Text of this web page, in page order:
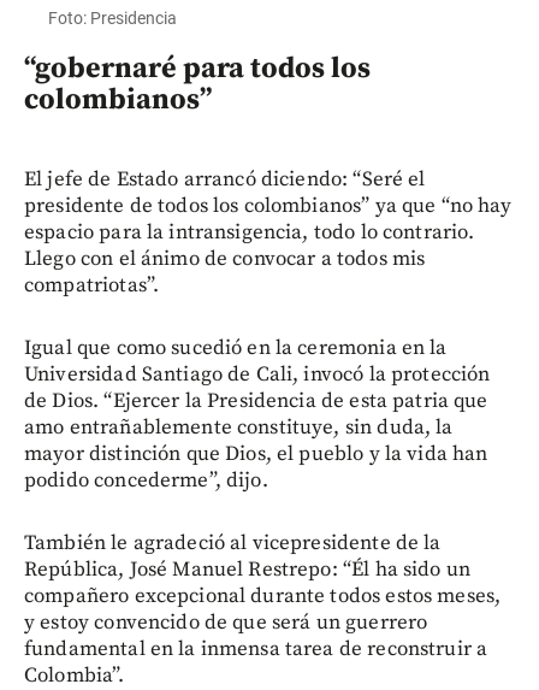
Foto: Presidencia
“gobernaré para todos los
colombianos”
El jefe de Estado arrancó diciendo: “Seré el
presidente de todos los colombianos” ya que “no hay
espacio para la intransigencia, todo lo contrario.
Llego con el ánimo de convocar a todos mis
compatriotas”.
Igual que como sucedió en la ceremonia en la
Universidad Santiago de Cali, invocó la protección
de Dios. “Ejercer la Presidencia de esta patria que
amo entrañablemente constituye, sin duda, la
mayor distinción que Dios, el pueblo y la vida han
podido concederme”, dijo.
También le agradeció al vicepresidente de la
República, José Manuel Restrepo: “Él ha sido un
compañero excepcional durante todos estos meses,
y estoy convencido de que será un guerrero
fundamental en la inmensa tarea de reconstruir a
Colombia”.